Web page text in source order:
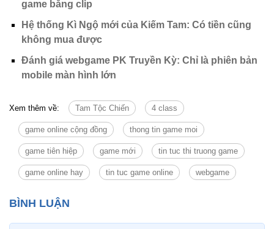
game bằng clip
Hệ thống Kì Ngộ mới của Kiếm Tam: Có tiền cũng
không mua được
Đánh giá webgame PK Truyền Kỳ: Chỉ là phiên bản
mobile màn hình lớn
Xem thêm về: Tam Tộc Chiến 4 class
game online cộng đồng thong tin game moi
game tiên hiệp game mới tin tuc thi truong game
game online hay tin tuc game online webgame